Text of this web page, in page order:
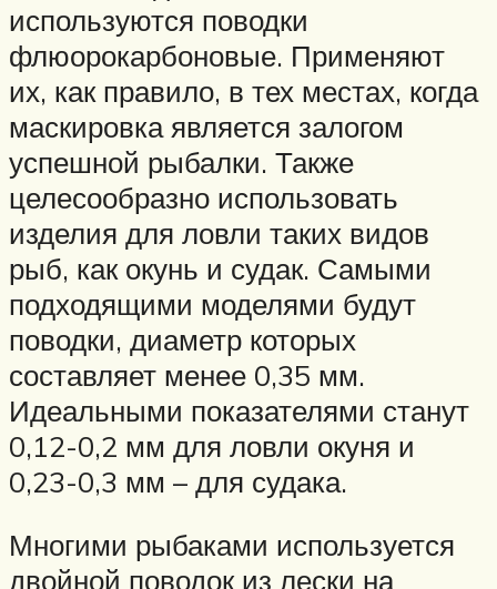
используются поводки
флюорокарбоновые. Применяют
их, как правило, в тех местах, когда
маскировка является залогом
успешной рыбалки. Также
целесообразно использовать
изделия для ловли таких видов
рыб, как окунь и судак. Самыми
подходящими моделями будут
поводки, диаметр которых
составляет менее 0,35 мм.
Идеальными показателями станут
0,12-0,2 мм для ловли окуня и
0,23-0,3 мм – для судака.
Многими рыбаками используется
двойной поводок из лески на